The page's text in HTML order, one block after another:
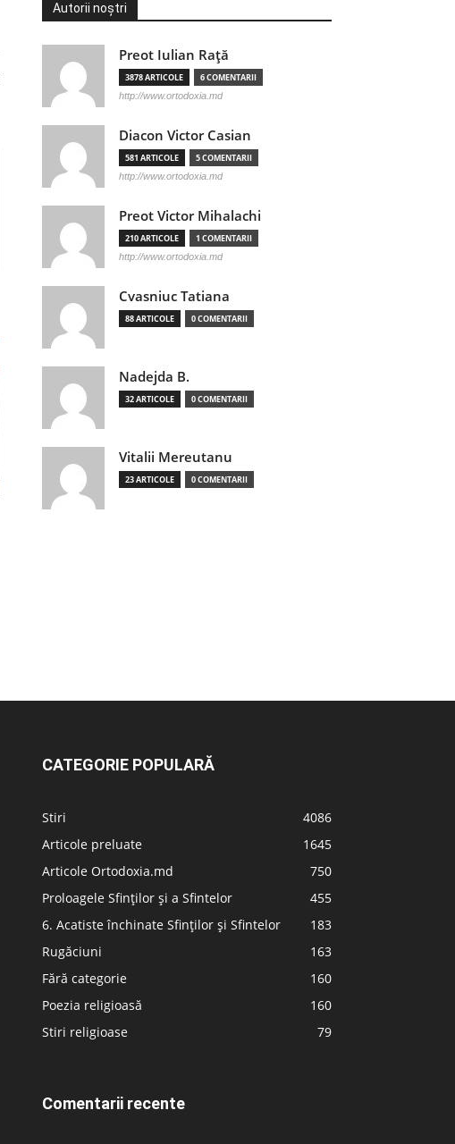
Autorii noștri
Preot Iulian Raţă
3878 ARTICOLE 6 COMENTARII
http://www.ortodoxia.md
Diacon Victor Casian
581 ARTICOLE 5 COMENTARII
http://www.ortodoxia.md
Preot Victor Mihalachi
210 ARTICOLE 1 COMENTARII
http://www.ortodoxia.md
Cvasniuc Tatiana
88 ARTICOLE 0 COMENTARII
Nadejda B.
32 ARTICOLE 0 COMENTARII
Vitalii Mereutanu
23 ARTICOLE 0 COMENTARII
CATEGORIE POPULARĂ
Stiri
4086
Articole preluate
1645
Articole Ortodoxia.md
750
Proloagele Sfinților și a Sfintelor
455
6. Acatiste închinate Sfinților și Sfintelor
183
Rugăciuni
163
Fără categorie
160
Poezia religioasă
160
Stiri religioase
79
Comentarii recente